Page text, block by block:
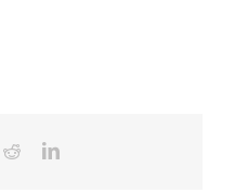
RedditLinkedIn